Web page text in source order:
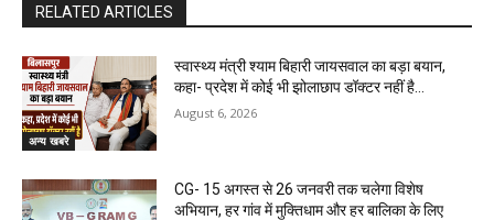
RELATED ARTICLES
अन्य खबरे
स्वास्थ्य मंत्री श्याम बिहारी जायसवाल का बड़ा बयान,
कहा- प्रदेश में कोई भी झोलाछाप डॉक्टर नहीं है…
August 6, 2026
CG- 15 अगस्त से 26 जनवरी तक चलेगा विशेष
अभियान, हर गांव में मुक्तिधाम और हर बालिका के लिए